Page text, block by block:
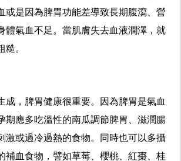
或是因為脾胃功能差導致長期腹瀉、營
體氣血不足。當肌膚失去血液潤澤，就
糙。
成，脾胃健康很重要。因為脾胃是氣血
期應多吃溫性的南瓜調節脾胃、滋潤腸
激或過冷過熱的食物。同時也可以多攝
補血食物，譬如草莓、櫻桃、紅棗、桂